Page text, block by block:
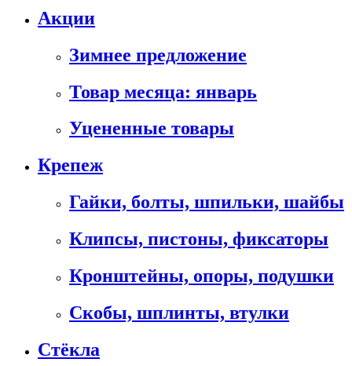
Акции
Зимнее предложение
Товар месяца: январь
Уцененные товары
Крепеж
Гайки, болты, шпильки, шайбы
Клипсы, пистоны, фиксаторы
Кронштейны, опоры, подушки
Скобы, шплинты, втулки
Стёкла